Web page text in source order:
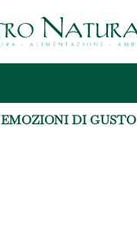
EMOZIONI DI GUSTO